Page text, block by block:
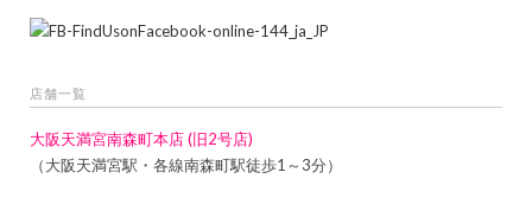
店舗一覧
大阪天満宮南森町本店 (旧2号店)
（大阪天満宮駅・各線南森町駅徒歩1～3分）